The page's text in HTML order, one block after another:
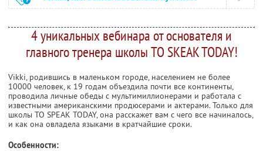
4 уникальных вебинара от основателя и
главного тренера школы TO SKEAK TODAY!
Vikki, родившись в маленьком городе, населением не более
10000 человек, к 19 годам объездила почти все континенты,
проводила личные обеды с мультимиллионерами и работала с
известными американскими продюсерами и актерами. Только для
школы TO SPEAK TODAY, она расскажет вам с чего все начиналось,
и как она овладела языками в кратчайшие сроки.
Особенности: